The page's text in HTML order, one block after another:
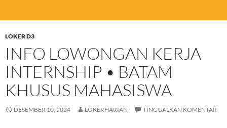
LOKER D3
INFO LOWONGAN KERJA
INTERNSHIP • BATAM
KHUSUS MAHASISWA
DESEMBER 10, 2024 LOKERHARIAN TINGGALKAN KOMENTAR